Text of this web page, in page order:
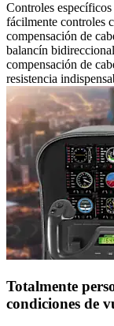
Controles
fácilmente controles
compensación de
balancín
compensación de
resistencia
Totalmente
condiciones de